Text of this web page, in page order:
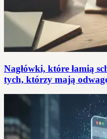
Nagłówki, które łamią
tych, którzy mają